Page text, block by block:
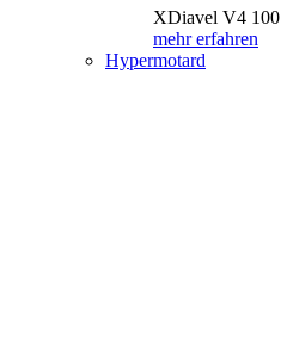
XDiavel V4 100
mehr erfahren
Hypermotard